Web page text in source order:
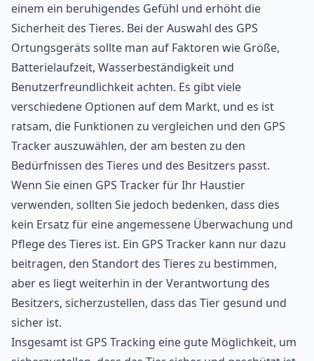
einem ein beruhigendes Gefühl und erhöht die
Sicherheit des Tieres. Bei der Auswahl des GPS
Ortungsgeräts sollte man auf Faktoren wie Größe,
Batterielaufzeit, Wasserbeständigkeit und
Benutzerfreundlichkeit achten. Es gibt viele
verschiedene Optionen auf dem Markt, und es ist
ratsam, die Funktionen zu vergleichen und den GPS
Tracker auszuwählen, der am besten zu den
Bedürfnissen des Tieres und des Besitzers passt.
Wenn Sie einen GPS Tracker für Ihr Haustier
verwenden, sollten Sie jedoch bedenken, dass dies
kein Ersatz für eine angemessene Überwachung und
Pflege des Tieres ist. Ein GPS Tracker kann nur dazu
beitragen, den Standort des Tieres zu bestimmen,
aber es liegt weiterhin in der Verantwortung des
Besitzers, sicherzustellen, dass das Tier gesund und
sicher ist.
Insgesamt ist GPS Tracking eine gute Möglichkeit, um